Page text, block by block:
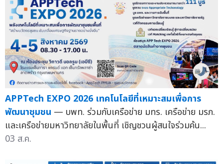
APPTech EXPO 2026 เทคโนโลยีที่เหมาะสมเพื่อการ
พัฒนาชุมชน — บพท. ร่วมกับเครือข่าย มทร. เครือข่าย มรภ.
และเครือข่ายมหาวิทยาลัยในพื้นที่ เชิญชวนผู้สนใจร่วมค้น...
03 ส.ค.